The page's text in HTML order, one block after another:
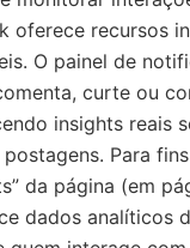
oferece recursos
O painel de
curte ou
insights reais
Para
da página (em
dados analíticos